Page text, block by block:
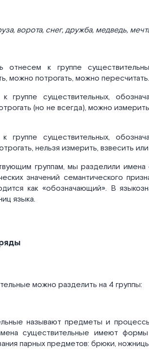
ворота, снег, дружба, медведь,
отнесем к группе
можно потрогать, можно пересчитать.
группе существительных,
(но не всегда), можно
группе существительных,
нельзя измерить, взвесить
группам, мы разделили имена
значений семантического
как «обозначающий». В
языка.
можно разделить на 4 группы:
называют предметы и
существительные имеют
парных предметов: брюки,